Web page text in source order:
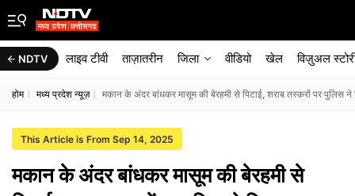
NDTV लाइव टीवी ताज़ातरीन जिला वीडियो खेल विज़ुअल
होम मध्य प्रदेश न्यूज़ मकान के अंदर बांधकर मासूम की बेरहमी से पिटाई, शराब तस्करों पर पुलिस ने
This Article is From Sep 14, 2025
मकान के अंदर बांधकर मासूम की बेरहमी से